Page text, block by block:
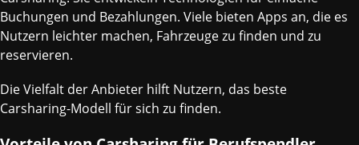
Buchungen und Bezahlungen. Viele bieten Apps an, die es
Nutzern leichter machen, Fahrzeuge zu finden und zu
reservieren.
Die Vielfalt der Anbieter hilft Nutzern, das beste
Carsharing-Modell für sich zu finden.